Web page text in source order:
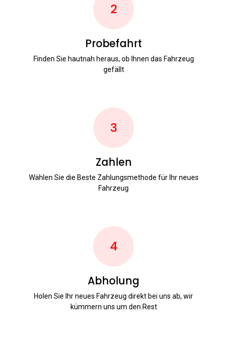
2
Probefahrt
Finden Sie hautnah heraus, ob Ihnen das Fahrzeug
gefällt
3
Zahlen
Wählen Sie die Beste Zahlungsmethode für Ihr neues
Fahrzeug
4
Abholung
Holen Sie Ihr neues Fahrzeug direkt bei uns ab, wir
kümmern uns um den Rest